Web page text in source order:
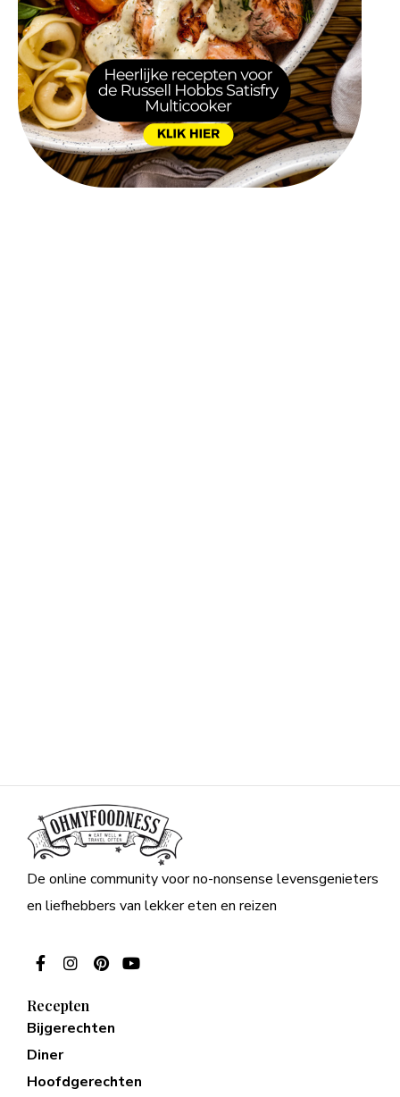
De online community voor no-nonsense levensgenieters
en liefhebbers van lekker eten en reizen
Recepten
Bijgerechten
Diner
Hoofdgerechten